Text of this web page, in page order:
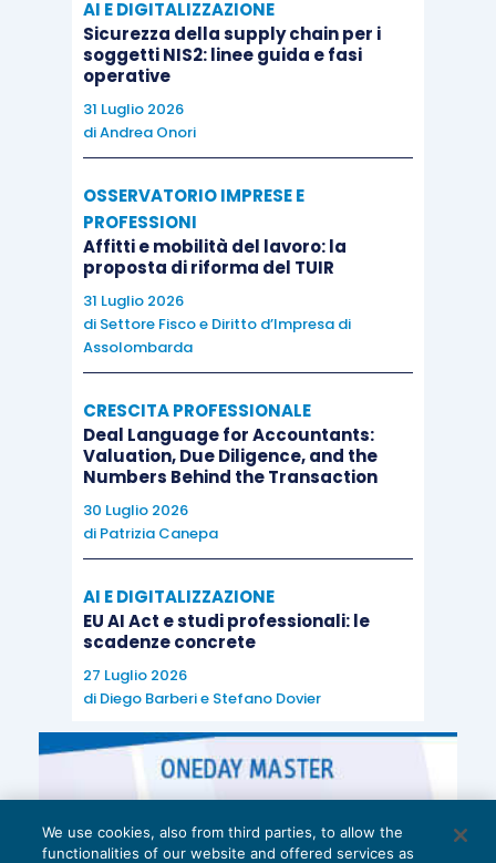
AI E DIGITALIZZAZIONE
Sicurezza della supply chain per i
soggetti NIS2: linee guida e fasi
operative
31 Luglio 2026
diAndrea Onori
OSSERVATORIO IMPRESE E
PROFESSIONI
Affitti e mobilità del lavoro: la
proposta di riforma del TUIR
31 Luglio 2026
di Settore Fisco e Diritto d’Impresa di
Assolombarda
CRESCITA PROFESSIONALE
Deal Language for Accountants:
Valuation, Due Diligence, and the
Numbers Behind the Transaction
30 Luglio 2026
di Patrizia Canepa
AI E DIGITALIZZAZIONE
EU AI Act e studi professionali: le
scadenze concrete
27 Luglio 2026
di Diego Barberie Stefano Dovier
We use cookies, also from third parties, to allow the
functionalities of our website and offered services as